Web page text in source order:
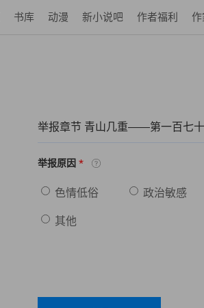
书库 动漫 新小说吧 作者福利 作
举报章节 青山几重——第一百七
举报原因 *
色情低俗 政治敏感
其他